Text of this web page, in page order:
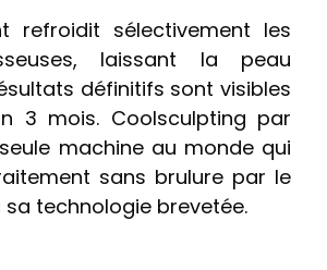
refroidit sélectivement les
laissant la peau
définitifs sont visibles
3 mois. Coolsculpting par
machine au monde qui
sans brulure par le
technologie brevetée.